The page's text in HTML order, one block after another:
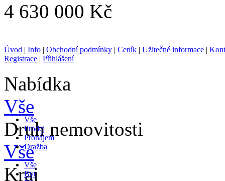
4 630 000 Kč
Úvod | Info | Obchodní podmínky | Ceník | Užitečné informace |
Registrace | Přihlášení
Nabídka
Vše
Druh nemovitosti
Vše
Kraj
Vše
Prodej
Pronájem
Dražba
Vše
Byt